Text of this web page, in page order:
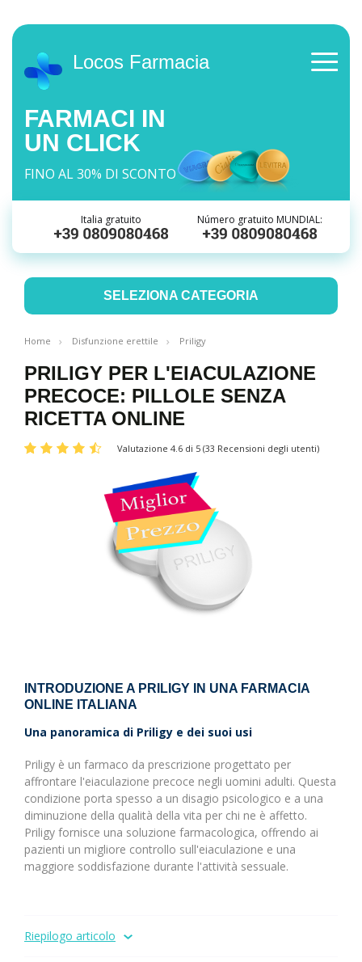
Locos Farmacia
FARMACI IN
UN CLICK
FINO AL 30% DI SCONTO
Italia gratuito Número gratuito MUNDIAL:
SELEZIONA CATEGORIA
Home Disfunzione erettile Priligy
PRILIGY PER L'EIACULAZIONE
PRECOCE: PILLOLE SENZA
RICETTA ONLINE
Valutazione 4.6 di 5 (33 Recensioni degli utenti)
INTRODUZIONE A PRILIGY IN UNA FARMACIA
ONLINE ITALIANA
Una panoramica di Priligy e dei suoi usi
Priligy è un farmaco da prescrizione progettato per
affrontare l'eiaculazione precoce negli uomini adulti. Questa
condizione porta spesso a un disagio psicologico e a una
diminuzione della qualità della vita per chi ne è affetto.
Priligy fornisce una soluzione farmacologica, offrendo ai
pazienti un migliore controllo sull'eiaculazione e una
maggiore soddisfazione durante l'attività sessuale.
Riepilogo articolo